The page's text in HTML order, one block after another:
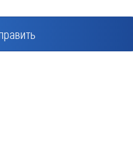
(обязательно)